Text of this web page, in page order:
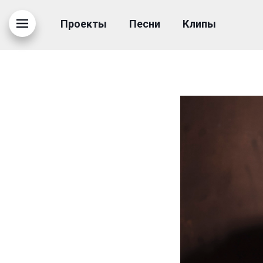
Проекты Песни Клипы
14.08.2020